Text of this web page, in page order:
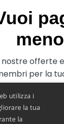
utilizza i
la tua
la
offerte
per la